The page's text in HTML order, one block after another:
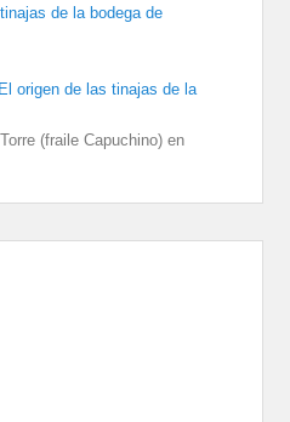
de la bodega de
El origen de las tinajas de la
(fraile Capuchino) en